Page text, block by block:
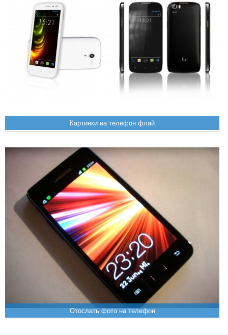
Картинки на телефон флай
Отослать фото на телефон